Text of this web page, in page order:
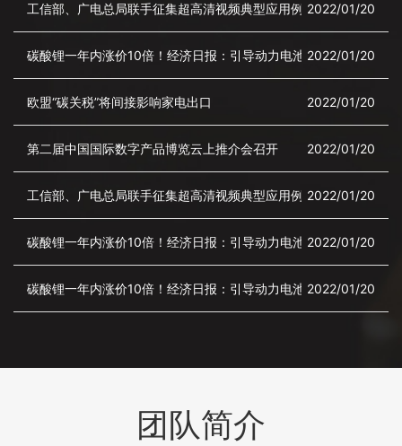
工信部、广电总局联手征集超高清视频典型应用例子2022/01/20
碳酸锂一年内涨价10倍！经济日报：引导动力电池价格回归理性
2022/01/20
欧盟“碳关税”将间接影响家电出口 2022/01/20
第二届中国国际数字产品博览云上推介会召开 2022/01/20
工信部、广电总局联手征集超高清视频典型应用例子2022/01/20
碳酸锂一年内涨价10倍！经济日报：引导动力电池价格回归理性
2022/01/20
碳酸锂一年内涨价10倍！经济日报：引导动力电池价格回归理性
2022/01/20
团队简介